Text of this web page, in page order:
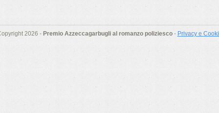
2026 - Premio Azzeccagarbugli al romanzo poliziesco- Privacy e